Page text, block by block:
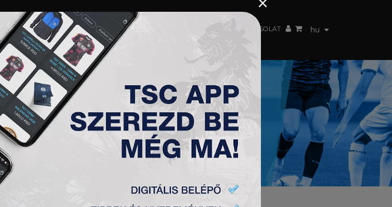
hu
AKKREDITÁCIÓ KLUB AKADÉMIA NŐI CSAPAT KAPCSOLAT